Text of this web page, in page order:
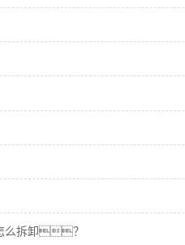
么拆卸？